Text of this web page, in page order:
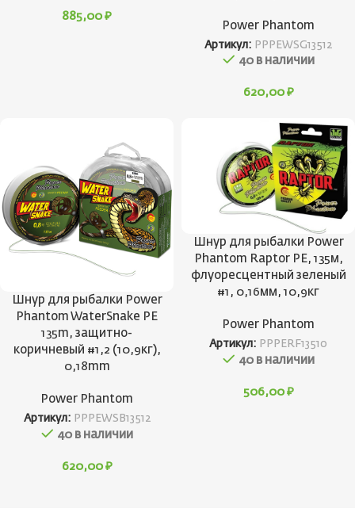
885,00 ₽
Power Phantom
Артикул: PPPEWSG13512
40 в наличии
620,00 ₽
Шнур для рыбалки Power
Phantom WaterSnake PE
135m, защитно-
коричневый #1,2 (10,9кг),
0,18mm
Power Phantom
Артикул: PPPEWSB13512
40 в наличии
620,00 ₽
Шнур для рыбалки Power
Phantom Raptor PE, 135м,
флуоресцентный зеленый
#1, 0,16мм, 10,9кг
Power Phantom
Артикул: PPPERF13510
40 в наличии
506,00 ₽